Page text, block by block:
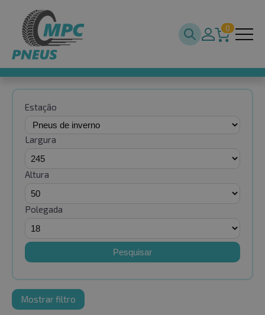
0
Estação
Largura
Altura
Polegada
Pesquisar
Mostrar filtro